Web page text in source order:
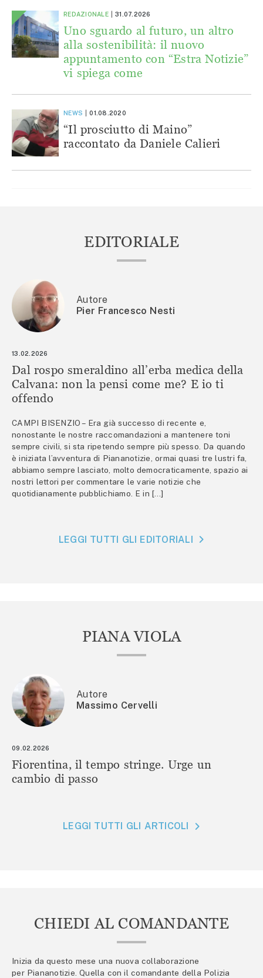
REDAZIONALE 31.07.2026
Uno sguardo al futuro, un altro
alla sostenibilità: il nuovo
appuntamento con “Estra Notizie”
vi spiega come
NEWS 01.08.2020
“Il prosciutto di Maino”
raccontato da Daniele Calieri
EDITORIALE
Autore
Pier Francesco Nesti
13.02.2026
Dal rospo smeraldino all’erba medica della
Calvana: non la pensi come me? E io ti
offendo
CAMPI BISENZIO – Era già successo di recente e,
nonostante le nostre raccomandazioni a mantenere toni
sempre civili, si sta ripetendo sempre più spesso. Da quando
è iniziata l’avventura di Piananotizie, ormai quasi tre lustri fa,
abbiamo sempre lasciato, molto democraticamente, spazio ai
nostri lettori per commentare le varie notizie che
quotidianamente pubblichiamo. E in […]
LEGGI TUTTI GLI EDITORIALI
PIANA VIOLA
Autore
Massimo Cervelli
09.02.2026
Fiorentina, il tempo stringe. Urge un
cambio di passo
LEGGI TUTTI GLI ARTICOLI
CHIEDI AL COMANDANTE
Inizia da questo mese una nuova collaborazione
per Piananotizie. Quella con il comandante della Polizia